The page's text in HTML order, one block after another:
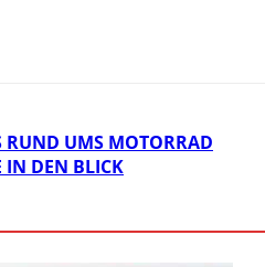
RUND UMS MOTORRAD
IN DEN BLICK